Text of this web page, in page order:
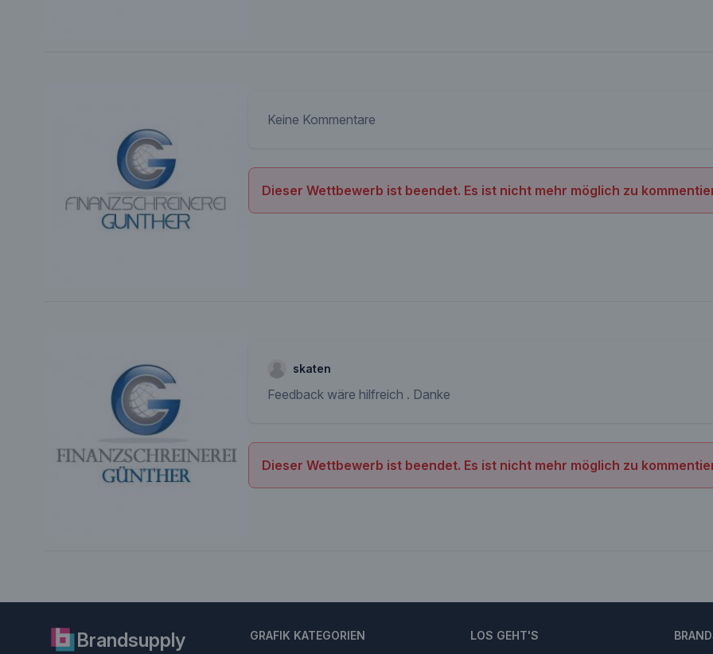
Keine Kommentare
Dieser Wettbewerb ist beendet. Es ist nicht mehr möglich zu
skaten
Feedback wäre hilfreich . Danke
Dieser Wettbewerb ist beendet. Es ist nicht mehr möglich zu
Brandsupply GRAFIK KATEGORIEN LOS GEHT'S